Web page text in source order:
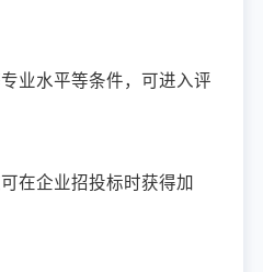
业水平等条件，可进入评
在企业招投标时获得加